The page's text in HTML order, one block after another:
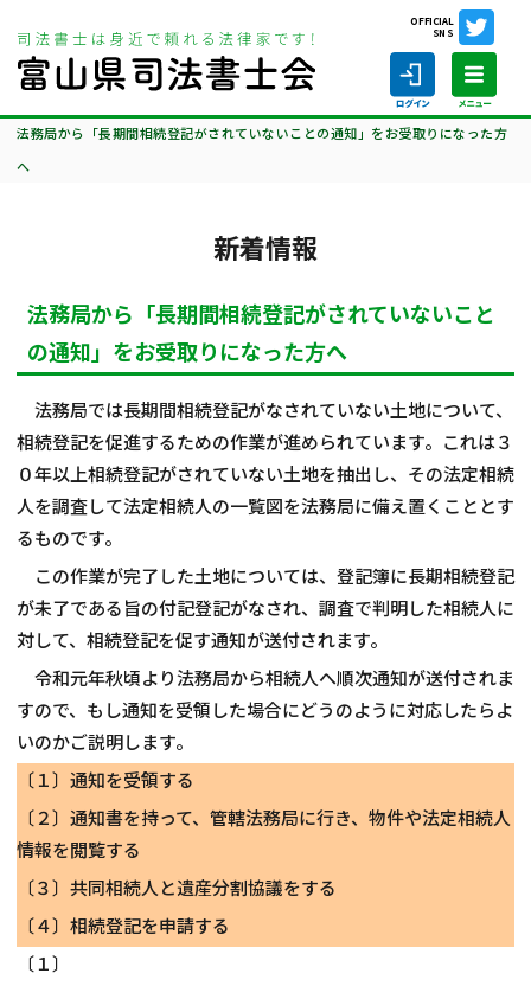
OFFICIAL
SNS
相談会情報・お知らせ
新着情報
法務局から「長期間相続登記がされていないことの通知」をお受取りになった方
へ
新着情報
法務局から「長期間相続登記がされていないこと
の通知」をお受取りになった方へ
法務局では長期間相続登記がなされていない土地について、
相続登記を促進するための作業が進められています。これは３
０年以上相続登記がされていない土地を抽出し、その法定相続
人を調査して法定相続人の一覧図を法務局に備え置くこととす
るものです。
この作業が完了した土地については、登記簿に長期相続登記
が未了である旨の付記登記がなされ、調査で判明した相続人に
対して、相続登記を促す通知が送付されます。
令和元年秋頃より法務局から相続人へ順次通知が送付されま
すので、もし通知を受領した場合にどうのように対応したらよ
いのかご説明します。
〔１〕通知を受領する
〔２〕通知書を持って、管轄法務局に行き、物件や法定相続人
情報を閲覧する
〔３〕共同相続人と遺産分割協議をする
〔４〕相続登記を申請する
〔１〕
ホーム
司法書士の仕事
司法書士に相談する
当会について
相談会情報・お知らせ
交通アクセス
サイトマップ